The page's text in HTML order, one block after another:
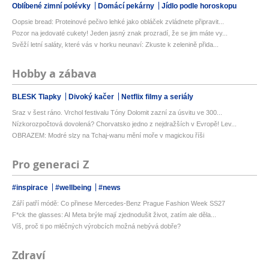
Oblíbené zimní polévky Domácí pekárny Jídlo podle horoskopu
Oopsie bread: Proteinové pečivo lehké jako obláček zvládnete připravit...
Pozor na jedovaté cukety! Jeden jasný znak prozradí, že se jim máte vy...
Svěží letní saláty, které vás v horku neunaví: Zkuste k zelenině přida...
Hobby a zábava
BLESK Tlapky Divoký kačer Netflix filmy a seriály
Sraz v šest ráno. Vrchol festivalu Tóny Dolomit zazní za úsvitu ve 300...
Nízkorozpočtová dovolená? Chorvatsko jedno z nejdražších v Evropě! Lev...
OBRAZEM: Modré slzy na Tchaj-wanu mění moře v magickou říši
Pro generaci Z
#inspirace #wellbeing #news
Září patří módě: Co přinese Mercedes-Benz Prague Fashion Week SS27
F*ck the glasses: AI Meta brýle mají zjednodušit život, zatím ale děla...
Víš, proč ti po mléčných výrobcích možná nebývá dobře?
Zdraví